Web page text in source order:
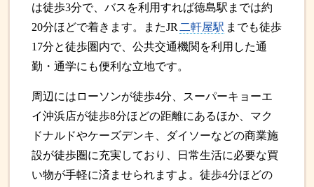
は徒歩3分で、バスを利用すれば徳島駅までは約
20分ほどで着きます。またJR 二軒屋駅 までも徒歩
17分と徒歩圏内で、公共交通機関を利用した通
勤・通学にも便利な立地です。
周辺にはローソンが徒歩4分、スーパーキョーエ
イ沖浜店が徒歩8分ほどの距離にあるほか、マク
ドナルドやケーズデンキ、ダイソーなどの商業施
設が徒歩圏に充実しており、日常生活に必要な買
い物が手軽に済ませられますよ。徒歩4分ほどの